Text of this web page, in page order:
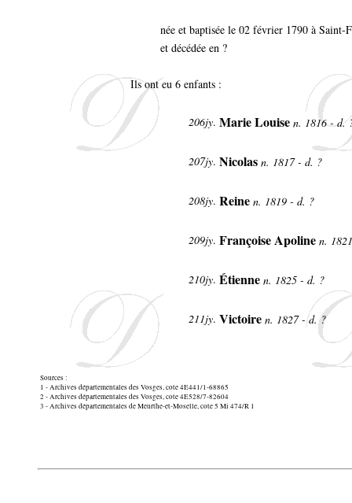
née et baptisée le 02 février 1790 à
et décédée en ?
Ils ont eu 6 enfants :
206jy. Marie Louise n. 1816 - d.
207jy. Nicolas n. 1817 - d. ?
208jy. Reine n. 1819 - d. ?
209jy. Françoise Apoline n.
210jy. Étienne n. 1825 - d. ?
211jy. Victoire n. 1827 - d. ?
Sources :
1 - Archives départementales des Vosges, cote 4E441/1-68865
2 - Archives départementales des Vosges, cote 4E528/7-82604
3 - Archives départementales de Meurthe-et-Moselle, cote 5 Mi 474/R 1